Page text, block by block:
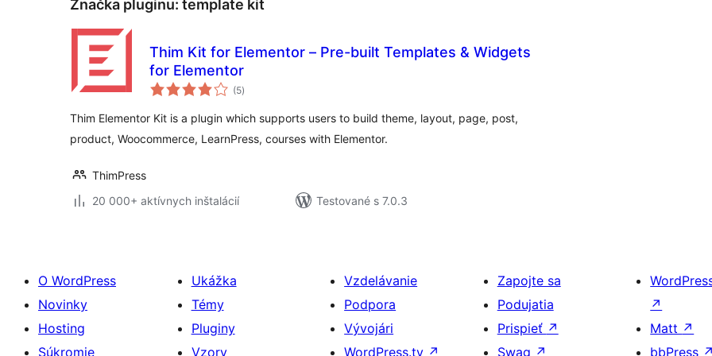
Značka pluginu: template kit
Thim Kit for Elementor – Pre-built Templates & Widgets
for Elementor
(5celkové
hodnotenie
)
Thim Elementor Kit is a plugin which supports users to build theme, layout, page, post,
product, Woocommerce, LearnPress, courses with Elementor.
ThimPress
20 000+ aktívnych inštalácií
Testované s 7.0.3
O WordPress
Novinky
Hosting
Súkromie
Ukážka
Témy
Pluginy
Vzory
Vzdelávanie
Podpora
Vývojári
WordPress.tv ↗
Zapojte sa
Podujatia
Prispieť ↗
Swag ↗
↗
Matt ↗
bbPress ↗